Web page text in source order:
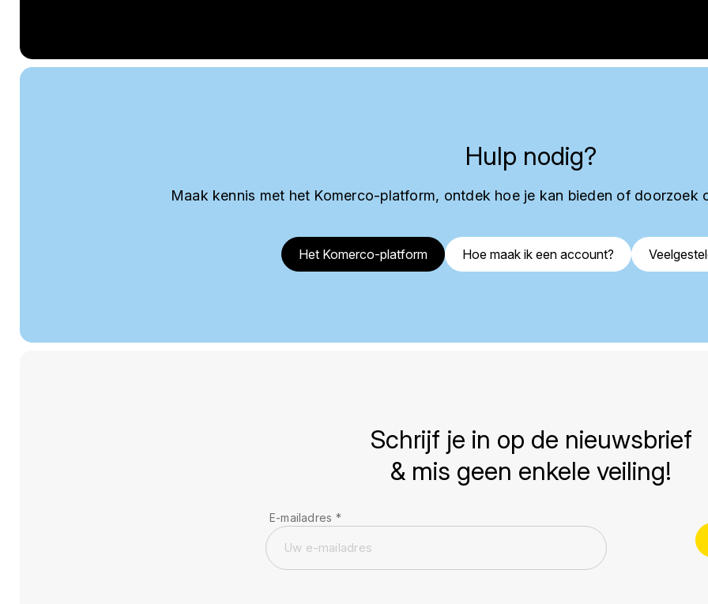
Hulp nodig?
Maak kennis met het Komerco-platform, ontdek hoe je kan bieden of doorzoek
Het Komerco-platform Hoe maak ik een account?
Schrijf je in op de nieuwsbrief
& mis geen enkele veiling!
E-mailadres *